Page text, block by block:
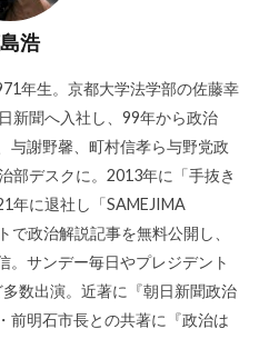
浩
年生。京都大学法学部の佐藤幸
新聞へ入社し、99年から政治
与謝野馨、町村信孝ら与野党政
部デスクに。2013年に「手抜き
年に退社し「SAMEJIMA
政治解説記事を無料公開し、
。サンデー毎日やプレジデント
数出演。近著に『朝日新聞政治
前明石市長との共著に『政治は